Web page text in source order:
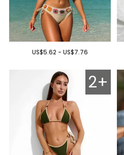
US$5.62 - US$7.76
2+